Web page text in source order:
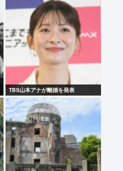
TBS山本アナが離婚を発表